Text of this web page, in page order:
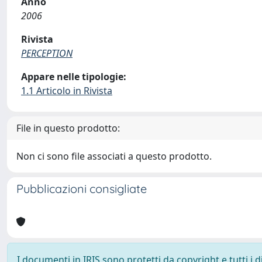
2006
Rivista
PERCEPTION
Appare nelle tipologie:
1.1 Articolo in Rivista
File in questo prodotto:
Non ci sono file associati a questo prodotto.
Pubblicazioni consigliate